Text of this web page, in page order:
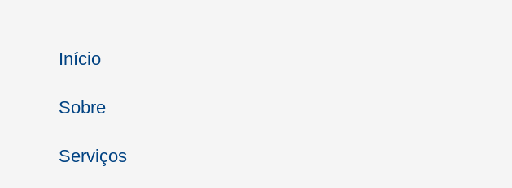
Início
Sobre
Serviços